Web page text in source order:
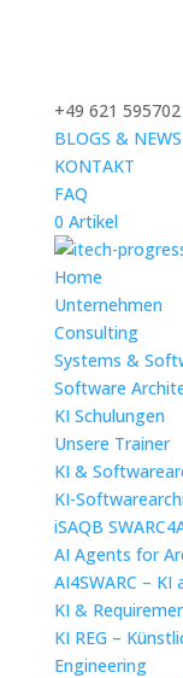
+49 621
BLOGS & NEWS
KONTAKT
FAQ
0 Artikel
Home
Unternehmen
Consulting
Systems &
Software
KI Schulungen
Unsere Trainer
KI &
KI-
iSAQB
AI Agents for
AI4SWARC –
KI &
KI REG –
Engineering